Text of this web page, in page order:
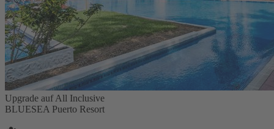
Upgrade auf All Inclusive
BLUESEA Puerto Resort